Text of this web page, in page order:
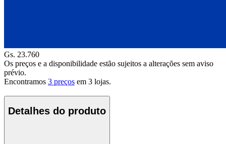
Gs. 23.760
Os preços e a disponibilidade estão sujeitos a alterações sem aviso
prévio.
Encontramos 3 preços em 3 lojas.
Detalhes do produto